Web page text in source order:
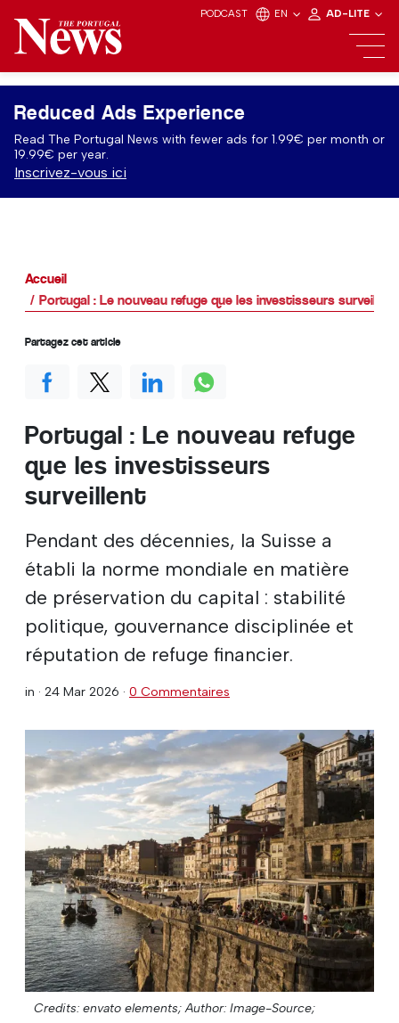
PODCAST EN AD-LITE
Reduced Ads Experience
Read The Portugal News with fewer ads for 1.99€ per month or
19.99€ per year.
Inscrivez-vous ici
Accueil
Portugal : Le nouveau refuge que les investisseurs surveillent
Portugal : Le nouveau refuge
que les investisseurs
surveillent
Pendant des décennies, la Suisse a
établi la norme mondiale en matière
de préservation du capital : stabilité
politique, gouvernance disciplinée et
réputation de refuge financier.
in · 24 Mar 2026 · 0 Commentaires
Credits: envato elements; Author: Image-Source;
Partagez cet article